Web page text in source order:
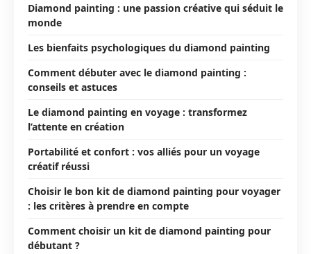
Diamond painting : une passion créative qui séduit le
monde
Les bienfaits psychologiques du diamond painting
Comment débuter avec le diamond painting :
conseils et astuces
Le diamond painting en voyage : transformez
l’attente en création
Portabilité et confort : vos alliés pour un voyage
créatif réussi
Choisir le bon kit de diamond painting pour voyager
: les critères à prendre en compte
Comment choisir un kit de diamond painting pour
débutant ?